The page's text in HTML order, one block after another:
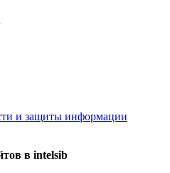
и защиты информации
в intelsib